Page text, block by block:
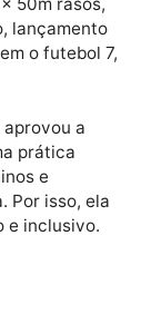
na formação
a
da
rasos,
4 x 50m